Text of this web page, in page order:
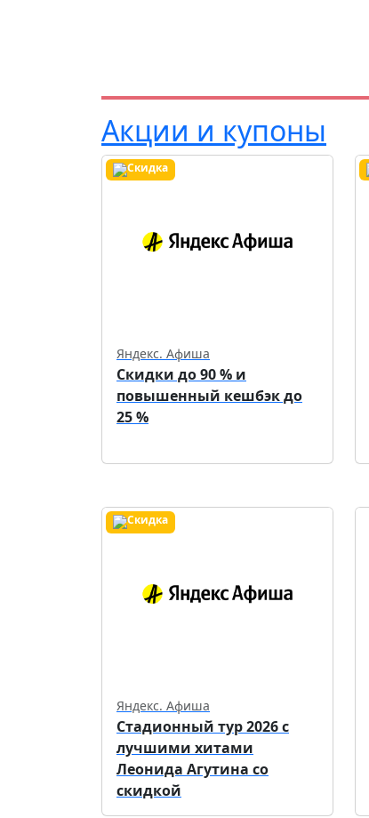
Акции и купоны
Яндекс. Афиша
Скидки до 90 % и
повышенный кешбэк до
25 %
Яндекс. Афиша
Стадионный тур 2026 с
лучшими хитами
Леонида Агутина со
скидкой